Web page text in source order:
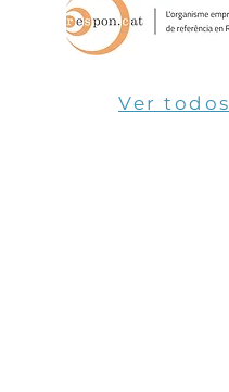
Ver todos